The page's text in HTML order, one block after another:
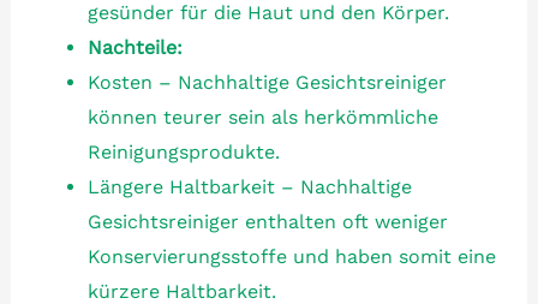
gesünder für die Haut und den Körper.
Nachteile:
Kosten – Nachhaltige Gesichtsreiniger
können teurer sein als herkömmliche
Reinigungsprodukte.
Längere Haltbarkeit – Nachhaltige
Gesichtsreiniger enthalten oft weniger
Konservierungsstoffe und haben somit eine
kürzere Haltbarkeit.